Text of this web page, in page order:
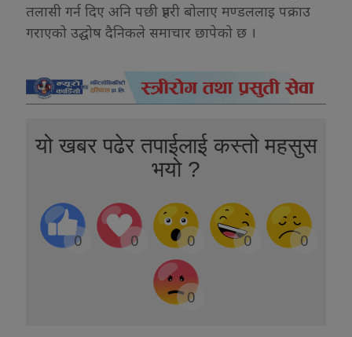
तलासी गर्न दिए अनि पछी प्रहरी बोलाए मण्डललाइ पक्राउ
गराएको उद्घोष दैनिकले समाचार छापेको छ ।
यो खबर पढेर तपाईलाई कस्तो महसुस
भयो ?
0 0 0 0 0
0